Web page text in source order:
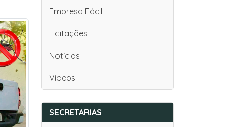
Empresa Fácil
Licitações
Notícias
Vídeos
SECRETARIAS